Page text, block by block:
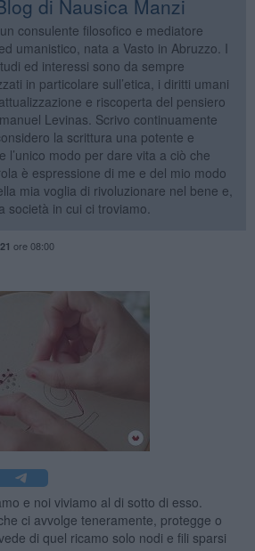
di Nausica Manzi
consulente filosofico e mediatore
umanistico, nata a Vasto in Abruzzo. I
ed interessi sono da sempre
in particolare sull’etica, i diritti umani
e riscoperta del pensiero
Levinas. Scrivo continuamente
la scrittura una potente e
l’unico modo per dare vita a ciò che
è espressione di me e del mio modo
mia voglia di rivoluzionare nel bene e,
società in cui ci troviamo.
ore 08:00
e noi viviamo al di sotto di esso.
ci avvolge teneramente, protegge o
di quel ricamo solo nodi e fili sparsi